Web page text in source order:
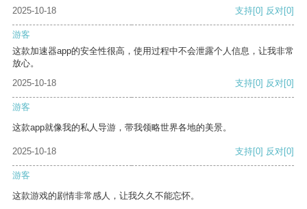
2025-10-18
支持[0] 反对[0]
游客
这款加速器app的安全性很高，使用过程中不会泄露个人信息，让我非常
放心。
2025-10-18
支持[0] 反对[0]
游客
这款app就像我的私人导游，带我领略世界各地的美景。
2025-10-18 支持[0] 反对[0]
游客
这款游戏的剧情非常感人，让我久久不能忘怀。